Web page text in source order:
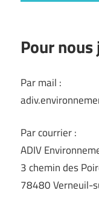
Pour
Par mail :
Par courrier :
ADIV
3 chemin des
78480 Verneuil-